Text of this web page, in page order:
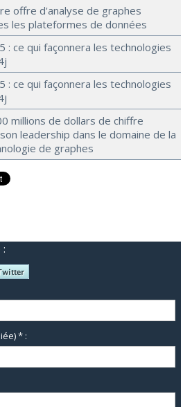
offre d'analyse de graphes
les plateformes de données
: ce qui façonnera les technologies
: ce qui façonnera les technologies
millions de dollars de chiffre
leadership dans le domaine de la
de graphes
* :